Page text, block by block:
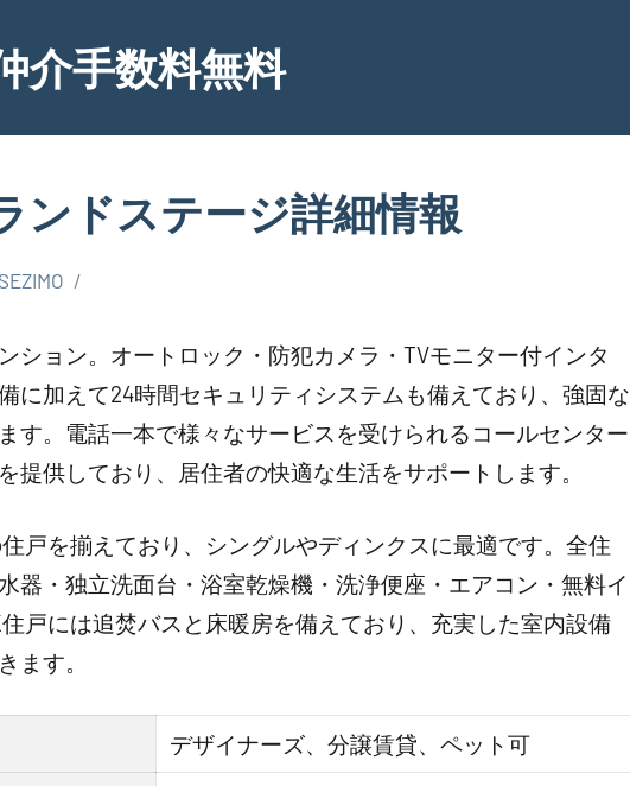
介手数料無料
ンドステージ詳細情報
SEZIMO
ション。オートロック・防犯カメラ・TVモニター付インタ
に加えて24時間セキュリティシステムも備えており、強固な
す。電話一本で様々なサービスを受けられるコールセンター
提供しており、居住者の快適な生活をサポートします。
戸を揃えており、シングルやディンクスに最適です。全住
器・独立洗面台・浴室乾燥機・洗浄便座・エアコン・無料イ
戸には追焚バスと床暖房を備えており、充実した室内設備
ます。
デザイナーズ、分譲賃貸、ペット可